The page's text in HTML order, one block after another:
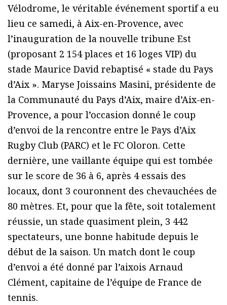
Vélodrome, le véritable événement sportif a eu
lieu ce samedi, à Aix-en-Provence, avec
l’inauguration de la nouvelle tribune Est
(proposant 2 154 places et 16 loges VIP) du
stade Maurice David rebaptisé « stade du Pays
d’Aix ». Maryse Joissains Masini, présidente de
la Communauté du Pays d’Aix, maire d’Aix-en-
Provence, a pour l’occasion donné le coup
d’envoi de la rencontre entre le Pays d’Aix
Rugby Club (PARC) et le FC Oloron. Cette
dernière, une vaillante équipe qui est tombée
sur le score de 36 à 6, après 4 essais des
locaux, dont 3 couronnent des chevauchées de
80 mètres. Et, pour que la fête, soit totalement
réussie, un stade quasiment plein, 3 442
spectateurs, une bonne habitude depuis le
début de la saison. Un match dont le coup
d’envoi a été donné par l’aixois Arnaud
Clément, capitaine de l’équipe de France de
tennis.